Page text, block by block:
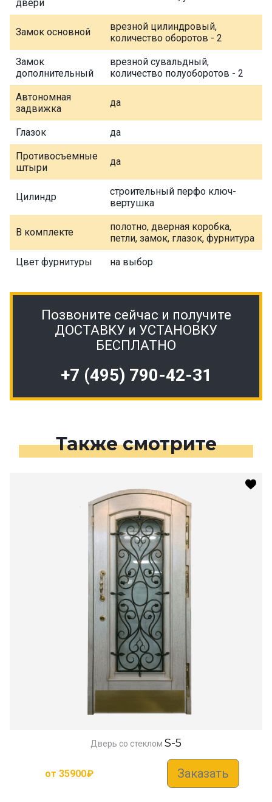
двери
Замок основной
врезной цилиндровый,
количество оборотов - 2
Замок
дополнительный
врезной сувальдный,
количество полуоборотов - 2
Автономная
задвижка
да
Глазок да
Противосъемные
штыри
да
Цилиндр
строительный перфо ключ-
вертушка
В комплекте
полотно, дверная коробка,
петли, замок, глазок, фурнитура
Цвет фурнитуры на выбор
Позвоните сейчас и получите
ДОСТАВКУ и УСТАНОВКУ
БЕСПЛАТНО
+7 (495) 790-42-31
Также смотрите
Дверь со стеклом S-5
от 35900₽ Заказать